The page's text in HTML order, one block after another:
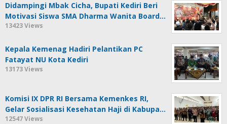
Didampingi Mbak Cicha, Bupati Kediri Beri
Motivasi Siswa SMA Dharma Wanita Board…
13423 Views
Kepala Kemenag Hadiri Pelantikan PC
Fatayat NU Kota Kediri
13173 Views
Komisi IX DPR RI Bersama Kemenkes RI,
Gelar Sosialisasi Kesehatan Haji di Kabupa…
12547 Views